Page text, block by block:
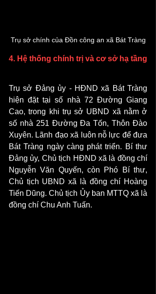
Trụ sở chính của Đồn công an xã Bát Tràng
Trụ sở Đảng ủy - HĐND xã Bát Tràng
hiện đặt tại số nhà 72 Đường Giang
Cao, trong khi trụ sở UBND xã nằm ở
số nhà 251 Đường Đa Tốn, Thôn Đào
Xuyên. Lãnh đạo xã luôn nỗ lực để đưa
Bát Tràng ngày càng phát triển. Bí thư
Đảng ủy, Chủ tịch HĐND xã là đồng chí
Nguyễn Văn Quyến, còn Phó Bí thư,
Chủ tịch UBND xã là đồng chí Hoàng
Tiến Dũng. Chủ tịch Ủy ban MTTQ xã là
đồng chí Chu Anh Tuấn.